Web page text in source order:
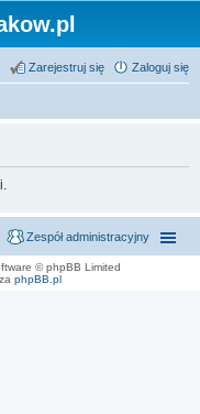
Zaloguj się
Zarejestruj się
Zespół administracyjny
© phpBB Limited
phpBB.pl